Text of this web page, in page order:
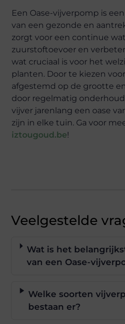
Een Oase-vijverpomp is
van een gezonde en
zorgt voor een continue
zuurstoftoevoer en
wat cruciaal is voor het
planten. Door te kiezen
afgestemd op de grootte
door regelmatig
vijver jarenlang een oase
zijn in elke tuin. Ga voor
iztougoud.be!
Veelgestelde
Wat is het
van een Oase-
Welke soorten
bestaan er?